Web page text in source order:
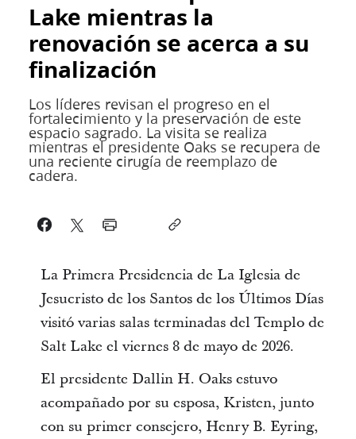
Lake mientras la
renovación se acerca a su
finalización
Los líderes revisan el progreso en el
fortalecimiento y la preservación de este
espacio sagrado. La visita se realiza
mientras el presidente Oaks se recupera de
una reciente cirugía de reemplazo de
cadera.
La Primera Presidencia de La Iglesia de
Jesucristo de los Santos de los Últimos Días
visitó varias salas terminadas del Templo de
Salt Lake el viernes 8 de mayo de 2026.
El presidente Dallin H. Oaks estuvo
acompañado por su esposa, Kristen, junto
con su primer consejero, Henry B. Eyring,